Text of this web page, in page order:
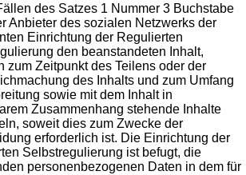
des Satzes 1 Nummer 3 Buchstabe
Anbieter des sozialen Netzwerks der
Einrichtung der Regulierten
den beanstandeten Inhalt,
zum Zeitpunkt des Teilens oder der
des Inhalts und zum Umfang
sowie mit dem Inhalt in
Zusammenhang stehende Inhalte
soweit dies zum Zwecke der
erforderlich ist. Die Einrichtung der
Selbstregulierung ist befugt, die
personenbezogenen Daten in dem für